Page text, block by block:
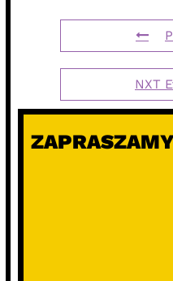
NXT